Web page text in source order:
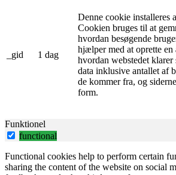
_gid 1 dag
Denne cookie installeres
Cookien bruges til at
hvordan besøgende
hjælper med at oprette en
hvordan webstedet
data inklusive antallet af
de kommer fra, og
form.
Funktionel
functional
Functional cookies help to perform certain
sharing the content of the website on social